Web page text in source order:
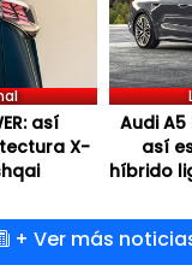
así
X-
Audi
así
híbrido
+ Ver más